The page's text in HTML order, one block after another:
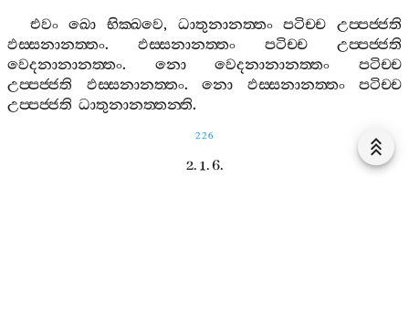
එවං
ඛො භික‍්ඛවෙ, ධාතුනානත‍්තං පටිච‍්ච
උප‍්පජ‍්ජති
ඵස‍්සනානත‍්තං. ඵස‍්සනානත‍්තං පටිච‍්ච
උප‍්පජ‍්ජති
වෙදනානානත‍්තං. නො වෙදනානානත‍්තං
පටිච‍්ච
උප‍්පජ‍්ජති
ඵස‍්සනානත‍්තං. නො ඵස‍්සනානත‍්තං
පටිච‍්ච
උප‍්පජ‍්ජති ධාතුනානත‍්තන‍්ති.
226
2. 1. 6.